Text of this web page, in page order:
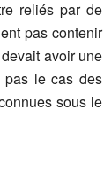
reliés par de
pas contenir
avoir une
pas le cas des
sous le